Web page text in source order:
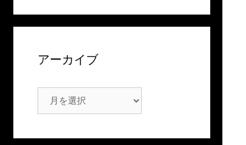
アーカイブ
ー